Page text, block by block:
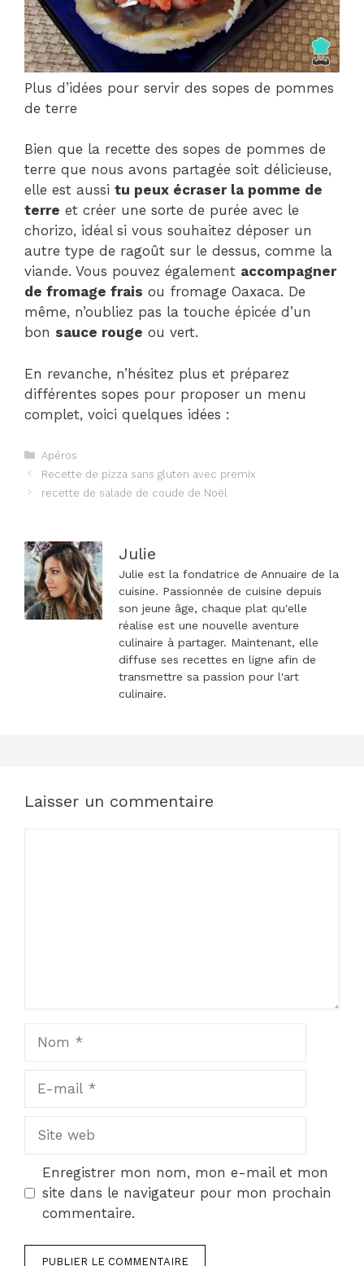
Plus d’idées pour servir des sopes de pommes
de terre
Bien que la recette des sopes de pommes de
terre que nous avons partagée soit délicieuse,
elle est aussi tu peux écraser la pomme de
terre et créer une sorte de purée avec le
chorizo, idéal si vous souhaitez déposer un
autre type de ragoût sur le dessus, comme la
viande. Vous pouvez également accompagner
de fromage frais ou fromage Oaxaca. De
même, n’oubliez pas la touche épicée d’un
bon sauce rouge ou vert.
En revanche, n’hésitez plus et préparez
différentes sopes pour proposer un menu
complet, voici quelques idées :
Catégories
Apéros
Navigation
des
Recette de pizza sans gluten avec premix
recette de salade de coude de Noël
Julie
Julie est la fondatrice de Annuaire de la
cuisine. Passionnée de cuisine depuis
son jeune âge, chaque plat qu'elle
réalise est une nouvelle aventure
culinaire à partager. Maintenant, elle
diffuse ses recettes en ligne afin de
transmettre sa passion pour l'art
culinaire.
Laisser un commentaire
Site
Enregistrer mon nom, mon e-mail et mon
site dans le navigateur pour mon prochain
commentaire.